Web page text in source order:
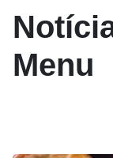
Menu